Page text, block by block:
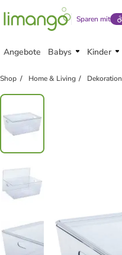
Sparen mit
Angebote Babys Kinder
Shop Home & Living Dekoration